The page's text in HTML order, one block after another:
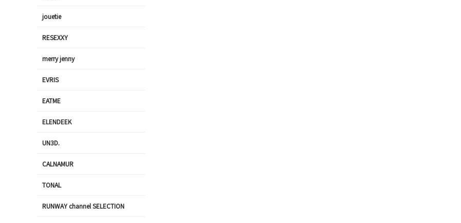
jouetie
RESEXXY
merry jenny
EVRIS
EATME
ELENDEEK
UN3D.
CALNAMUR
TONAL
RUNWAY channel SELECTION